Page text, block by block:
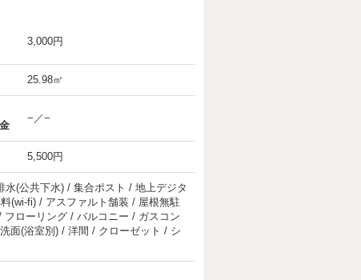
3,000円
25.98㎡
−／−
5,500円
(公共下水) / 集合ポスト / 地上デジタ
(wi-fi) / アスファルト舗装 / 屋根無駐
ローリング / バルコニー / ガスコン
面(浴室別) / 洋間 / クローゼット / シ